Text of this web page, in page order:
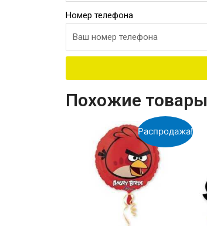
Номер телефона
Похожие товары
Распродажа!